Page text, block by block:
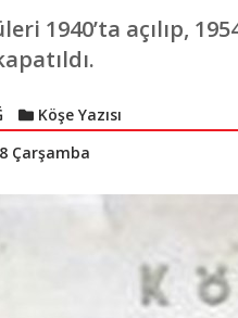
1940’ta açılıp,
Köşe Yazısı
Çarşamba